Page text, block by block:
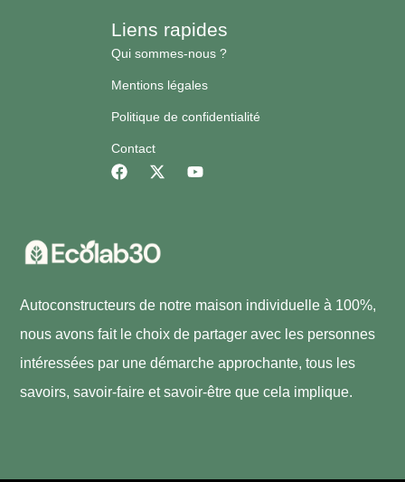
Autoconstructeurs de notre maison individuelle à 100%,
nous avons fait le choix de partager avec les personnes
intéressées par une démarche approchante, tous les
savoirs, savoir-faire et savoir-être que cela implique.
Liens rapides
Qui sommes-nous ?
Mentions légales
Politique de confidentialité
Contact